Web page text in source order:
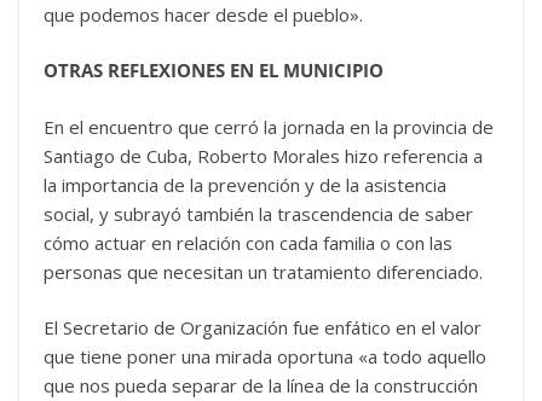
que podemos hacer desde el pueblo».
OTRAS REFLEXIONES EN EL MUNICIPIO
En el encuentro que cerró la jornada en la provincia de
Santiago de Cuba, Roberto Morales hizo referencia a
la importancia de la prevención y de la asistencia
social, y subrayó también la trascendencia de saber
cómo actuar en relación con cada familia o con las
personas que necesitan un tratamiento diferenciado.
El Secretario de Organización fue enfático en el valor
que tiene poner una mirada oportuna «a todo aquello
que nos pueda separar de la línea de la construcción